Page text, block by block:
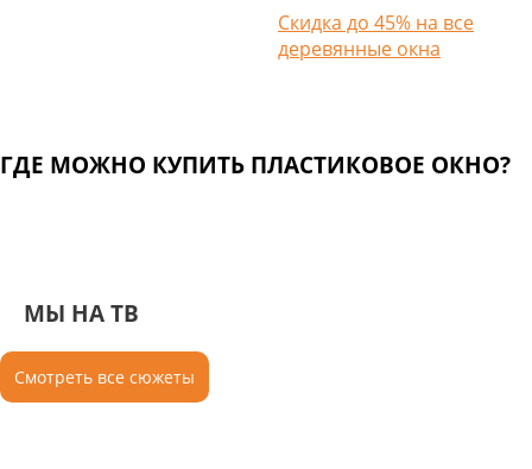
Скидка до 45% на все
деревянные окна
ГДЕ МОЖНО КУПИТЬ ПЛАСТИКОВОЕ ОКНО?
МЫ НА ТВ
Смотреть все сюжеты